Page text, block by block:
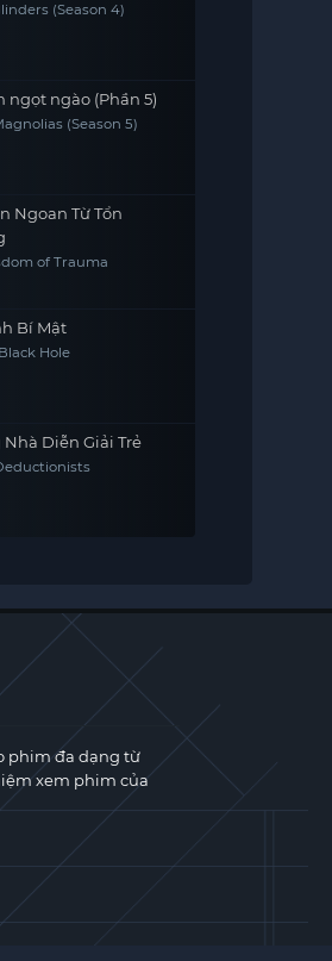
(Season 4)
ngọt ngào (Phần 5)
(Season 5)
Ngoan Từ Tổn
of Trauma
Bí Mật
Hole
Diễn Giải Trẻ
phim đa dạng từ
xem phim của